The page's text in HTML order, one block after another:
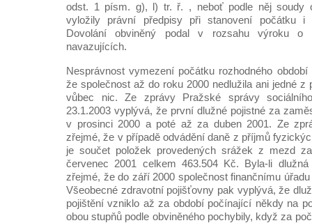
odst. 1 písm. g), l) tr. ř. , neboť podle něj soudy
vyložily právní předpisy při stanovení počátku i
Dovolání obviněný podal v rozsahu výroku
navazujících.
Nesprávnost vymezení počátku rozhodného
že společnost až do roku 2000 nedlužila ani jedné z
vůbec nic. Ze zprávy Pražské správy
23.1.2003 vyplývá, že první dlužné pojistné za
v prosinci 2000 a poté až za duben 2001. Ze
zřejmé, že v případě odvádění daně z příjmů
je součet položek provedených srážek z mezd
červenec 2001 celkem 463.504 Kč. Byla-li
zřejmé, že do září 2000 společnost finančnímu
Všeobecné zdravotní pojišťovny pak vyplývá, že
pojištění vzniklo až za období počínající někdy na
obou stupňů podle obviněného pochybily, když za